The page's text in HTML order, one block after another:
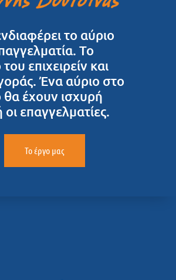
το αύριο
Το
επιχειρείν και
Ένα αύριο στο
θα έχουν ισχυρή
επαγγελματίες.
Το έργο μας